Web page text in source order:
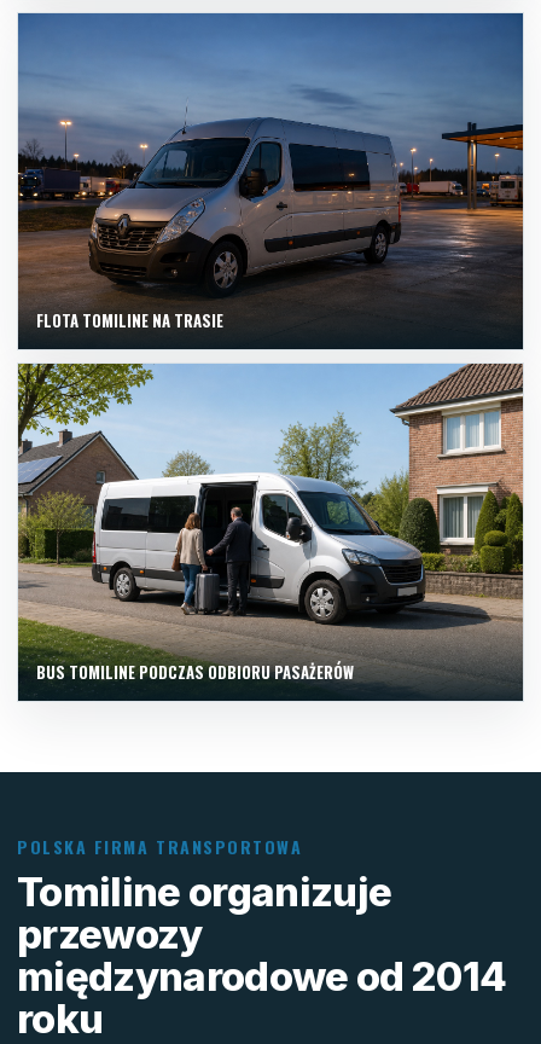
FLOTA TOMILINE NA TRASIE
BUS TOMILINE PODCZAS ODBIORU PASAŻERÓW
POLSKA FIRMA TRANSPORTOWA
Tomiline organizuje
przewozy
międzynarodowe od 2014
roku